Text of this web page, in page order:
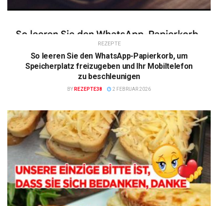
REZEPTE
So leeren Sie den WhatsApp-Papierkorb, um
Speicherplatz freizugeben und Ihr Mobiltelefon
zu beschleunigen
BY REZEPTE38 2 FEBRUAR 2026